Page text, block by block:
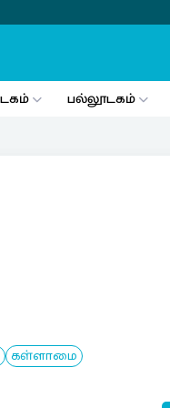
பல்லூடகம்
கள்ளாமை